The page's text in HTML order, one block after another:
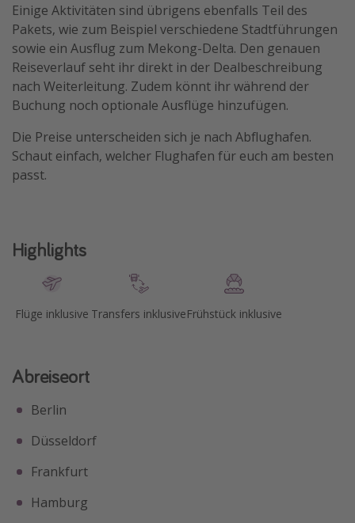
Einige Aktivitäten sind übrigens ebenfalls Teil des
Pakets, wie zum Beispiel verschiedene Stadtführungen
sowie ein Ausflug zum Mekong-Delta. Den genauen
Reiseverlauf seht ihr direkt in der Dealbeschreibung
nach Weiterleitung. Zudem könnt ihr während der
Buchung noch optionale Ausflüge hinzufügen.
Die Preise unterscheiden sich je nach Abflughafen.
Schaut einfach, welcher Flughafen für euch am besten
passt.
Highlights
Flüge inklusive Transfers inklusiveFrühstück inklusive
Abreiseort
Berlin
Düsseldorf
Frankfurt
Hamburg